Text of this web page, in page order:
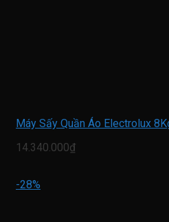
Máy Sấy Quần Áo Electrolux
14.340.000₫
-28%